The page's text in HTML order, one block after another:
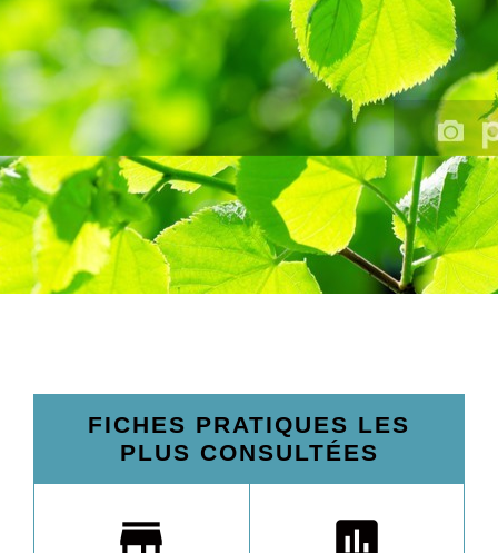
FICHES PRATIQUES LES
PLUS CONSULTÉES
store assessment